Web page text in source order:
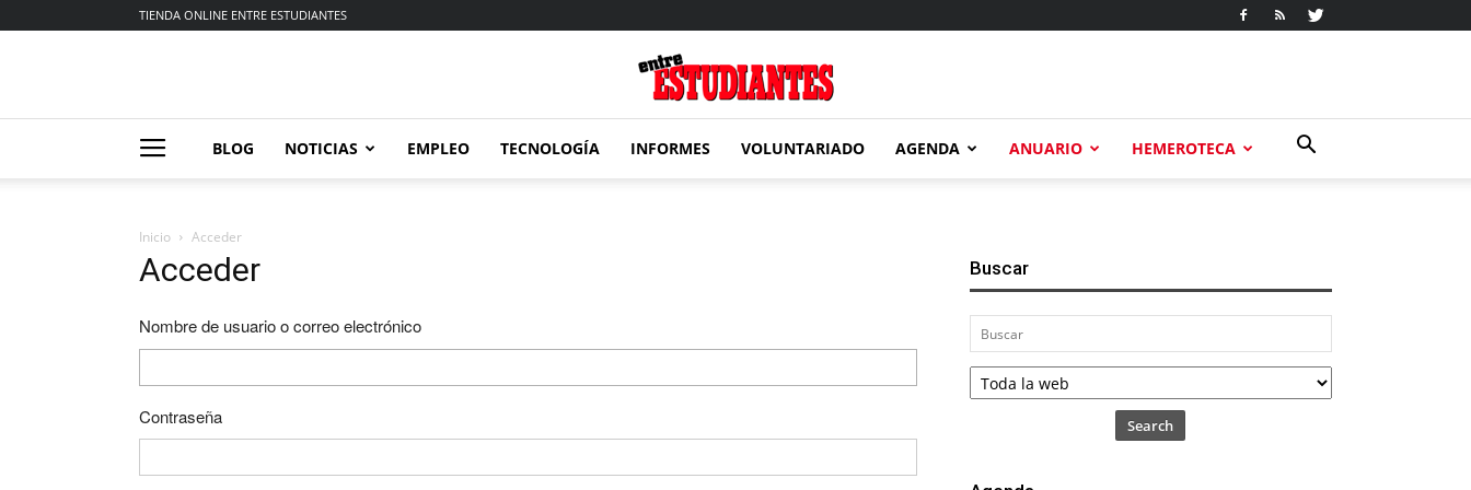
TIENDA ONLINE ENTRE ESTUDIANTES
BLOG NOTICIAS EMPLEO TECNOLOGÍA INFORMES VOLUNTARIADO AGENDA ANUARIO HEMEROTECA
Inicio Acceder
Acceder
Nombre de usuario o correo electrónico
Contraseña
Buscar
Search